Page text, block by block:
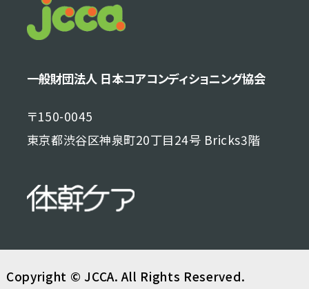
一般財団法人 日本コアコンディショニング協会
〒150-0045
東京都渋谷区神泉町20丁目24号 Bricks3階
Copyright © JCCA. All Rights Reserved.